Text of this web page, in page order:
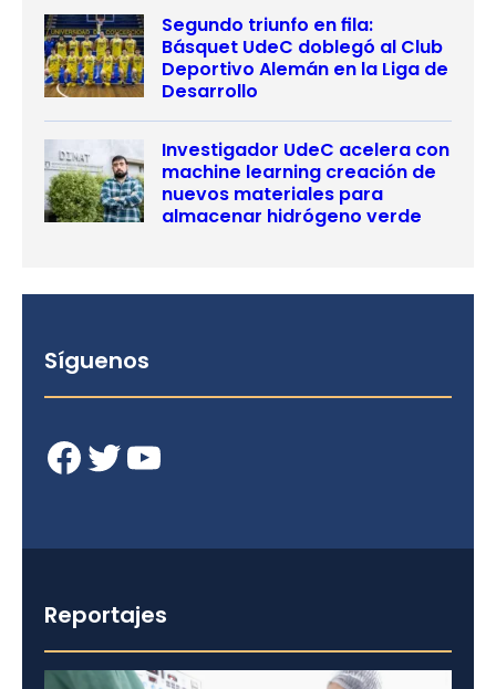
Segundo triunfo en fila:
Básquet UdeC doblegó al Club
Deportivo Alemán en la Liga de
Desarrollo
Investigador UdeC acelera con
machine learning creación de
nuevos materiales para
almacenar hidrógeno verde
Síguenos
Facebook Twitter YouTube
Reportajes